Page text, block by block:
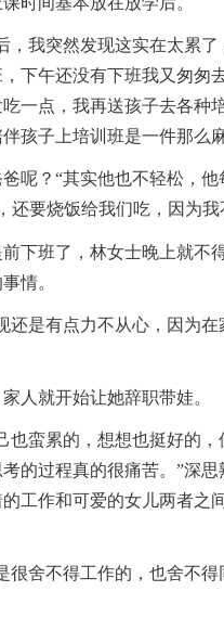
我突然发现这实在太累了
下午还没有下班我又匆匆
一点，我再送孩子去各种
孩子上培训班是一件那么
？“其实他也不轻松，他
还要烧饭给我们吃，因为我
班了，林女士晚上就不
情。
是有点力不从心，因为在
就开始让她辞职带娃。
蛮累的，想想也挺好的，
的过程真的很痛苦。”深思
的工作和可爱的女儿两者之
舍不得工作的，也舍不得